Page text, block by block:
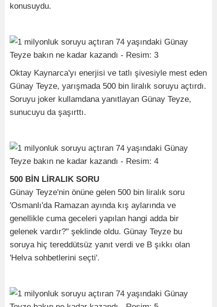
konusuydu.
Oktay Kaynarca'yı enerjisi ve tatlı şivesiyle mest eden
Günay Teyze, yarışmada 500 bin liralık soruyu açtırdı.
Soruyu joker kullamdana yanıtlayan Günay Teyze,
sunucuyu da şaşırttı.
500 BİN LİRALIK SORU
Günay Teyze'nin önüne gelen 500 bin liralık soru
'Osmanlı'da Ramazan ayında kış aylarında ve
genellikle cuma geceleri yapılan hangi adda bir
gelenek vardır?" şeklinde oldu. Günay Teyze bu
soruya hiç tereddütsüz yanıt verdi ve B şıkkı olan
'Helva sohbetlerini seçti'.